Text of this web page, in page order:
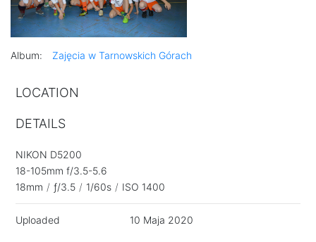
Album: Zajęcia w Tarnowskich Górach
LOCATION
DETAILS
NIKON D5200
18-105mm f/3.5-5.6
18mm / ƒ/3.5 / 1/60s / ISO 1400
Uploaded 10 Maja 2020